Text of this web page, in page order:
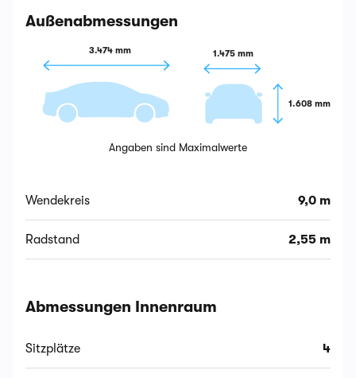
Außenabmessungen
3.474 mm 1.475 mm
1.608 mm
Angaben sind Maximalwerte
Wendekreis 9,0 m
Radstand 2,55 m
Abmessungen Innenraum
Sitzplätze 4